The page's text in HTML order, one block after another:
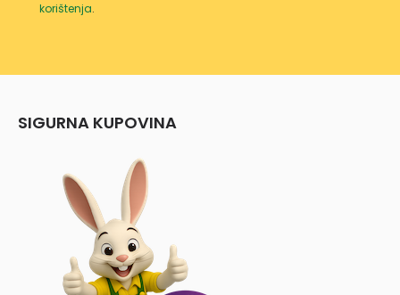
korištenja.
SIGURNA KUPOVINA